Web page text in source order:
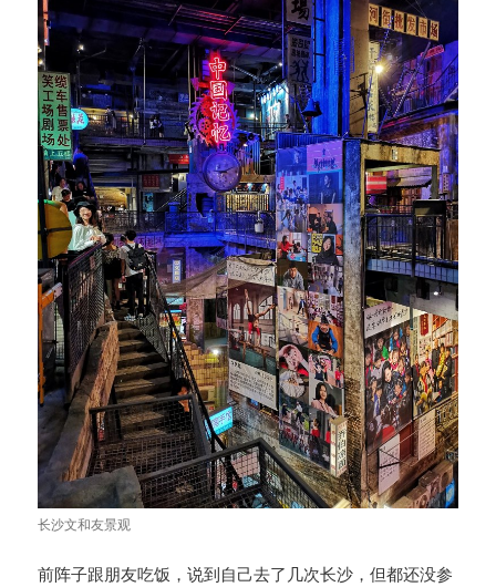
长沙文和友景观
前阵子跟朋友吃饭，说到自己去了几次长沙，但都还没参